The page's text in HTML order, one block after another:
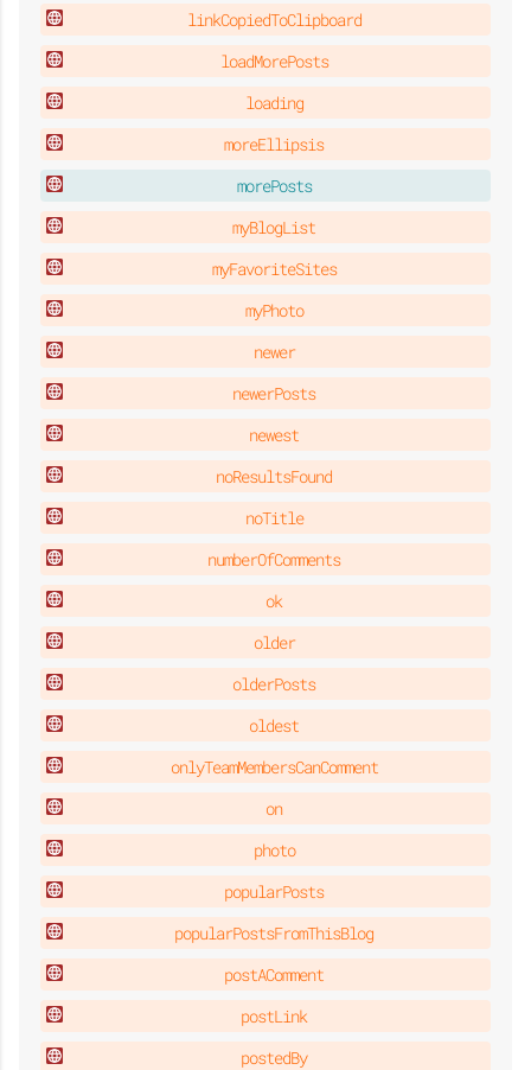
linkCopiedToClipboard
loadMorePosts
loading
moreEllipsis
morePosts
myBlogList
myFavoriteSites
myPhoto
newer
newerPosts
newest
noResultsFound
noTitle
numberOfComments
ok
older
olderPosts
oldest
onlyTeamMembersCanComment
on
photo
popularPosts
popularPostsFromThisBlog
postAComment
postLink
postedBy